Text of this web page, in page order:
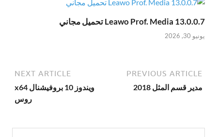
Leawo Prof. Media 13.0.0.7 تحميل مجاني
يونيو 30, 2026
PREVIOUS ARTICLE
مدير قسم المثل 2018
NEXT ARTICLE
ويندوز 10 بروفيشنال x64
روس